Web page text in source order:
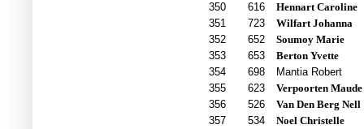
350
616
Hennart Caroline
351
723
Wilfart Johanna
352
652
Soumoy Marie
353
653
Berton Yvette
354
698
Mantia Robert
355
623
Verpoorten Maude
356
526
Van Den Berg Nell
357
534
Noel Christelle